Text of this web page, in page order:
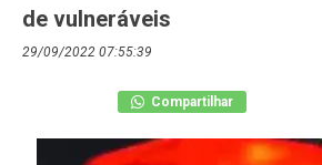
de vulneráveis
29/09/2022 07:55:39
Compartilhar